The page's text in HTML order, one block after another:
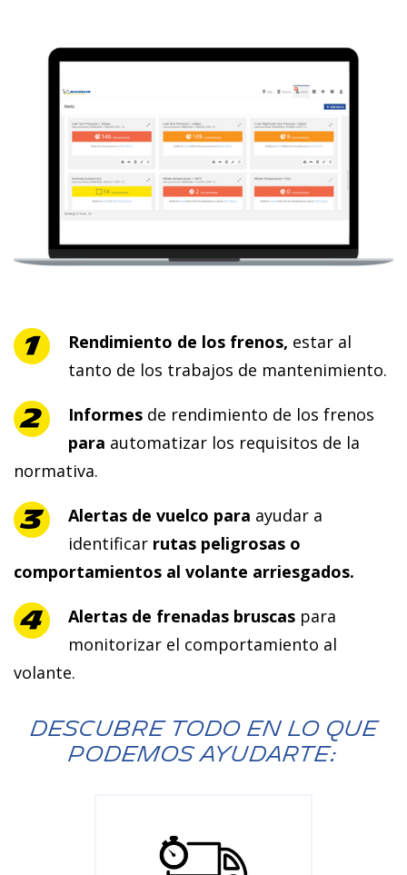
Rendimiento de los frenos, estar al
tanto de los trabajos de mantenimiento.
Informes de rendimiento de los frenos
para automatizar los requisitos de la
normativa.
Alertas de vuelco para ayudar a
identificar rutas peligrosas o
comportamientos al volante arriesgados.
Alertas de frenadas bruscas para
monitorizar el comportamiento al
volante.
DESCUBRE TODO EN LO QUE
PODEMOS AYUDARTE: